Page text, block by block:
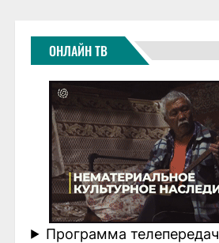
ОНЛАЙН ТВ
Программа телепередач